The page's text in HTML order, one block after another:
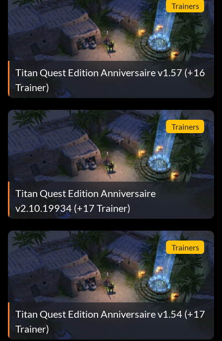
Trainers
Titan Quest Edition Anniversaire v1.57 (+16
Trainer)
Trainers
Titan Quest Edition Anniversaire
v2.10.19934 (+17 Trainer)
Trainers
Titan Quest Edition Anniversaire v1.54 (+17
Trainer)